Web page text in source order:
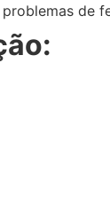
de